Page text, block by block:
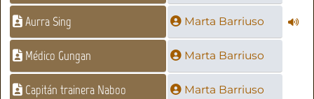
Aurra Sing Marta Barriuso
Médico Gungan Marta Barriuso
Capitán trainera Naboo Marta Barriuso